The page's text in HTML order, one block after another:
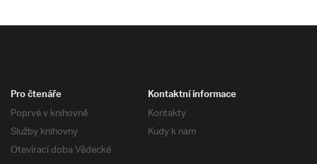
Pro čtenáře
Poprvé v knihovně
Služby knihovny
Otevírací doba Vědecké
Kontaktní informace
Kontakty
Kudy k nám